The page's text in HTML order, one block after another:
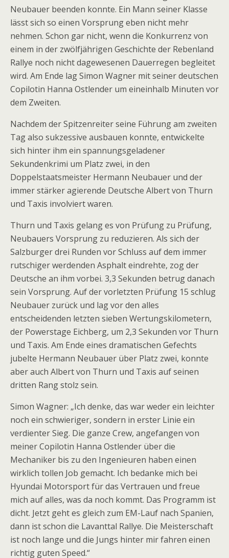
Neubauer beenden konnte. Ein Mann seiner Klasse
lässt sich so einen Vorsprung eben nicht mehr
nehmen. Schon gar nicht, wenn die Konkurrenz von
einem in der zwölfjährigen Geschichte der Rebenland
Rallye noch nicht dagewesenen Dauerregen begleitet
wird. Am Ende lag Simon Wagner mit seiner deutschen
Copilotin Hanna Ostlender um eineinhalb Minuten vor
dem Zweiten.
Nachdem der Spitzenreiter seine Führung am zweiten
Tag also sukzessive ausbauen konnte, entwickelte
sich hinter ihm ein spannungsgeladener
Sekundenkrimi um Platz zwei, in den
Doppelstaatsmeister Hermann Neubauer und der
immer stärker agierende Deutsche Albert von Thurn
und Taxis involviert waren.
Thurn und Taxis gelang es von Prüfung zu Prüfung,
Neubauers Vorsprung zu reduzieren. Als sich der
Salzburger drei Runden vor Schluss auf dem immer
rutschiger werdenden Asphalt eindrehte, zog der
Deutsche an ihm vorbei. 3,3 Sekunden betrug danach
sein Vorsprung. Auf der vorletzten Prüfung 15 schlug
Neubauer zurück und lag vor den alles
entscheidenden letzten sieben Wertungskilometern,
der Powerstage Eichberg, um 2,3 Sekunden vor Thurn
und Taxis. Am Ende eines dramatischen Gefechts
jubelte Hermann Neubauer über Platz zwei, konnte
aber auch Albert von Thurn und Taxis auf seinen
dritten Rang stolz sein.
Simon Wagner: „Ich denke, das war weder ein leichter
noch ein schwieriger, sondern in erster Linie ein
verdienter Sieg. Die ganze Crew, angefangen von
meiner Copilotin Hanna Ostlender über die
Mechaniker bis zu den Ingenieuren haben einen
wirklich tollen Job gemacht. Ich bedanke mich bei
Hyundai Motorsport für das Vertrauen und freue
mich auf alles, was da noch kommt. Das Programm ist
dicht. Jetzt geht es gleich zum EM-Lauf nach Spanien,
dann ist schon die Lavanttal Rallye. Die Meisterschaft
ist noch lange und die Jungs hinter mir fahren einen
richtig guten Speed.“